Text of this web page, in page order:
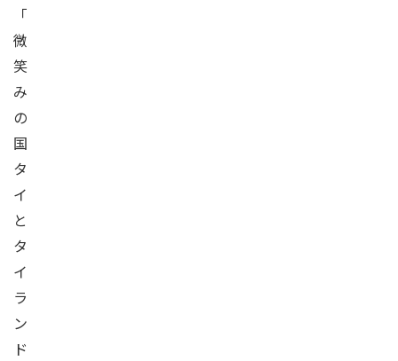
「
微
笑
み
の
国
タ
イ
と
タ
イ
ラ
ン
ド